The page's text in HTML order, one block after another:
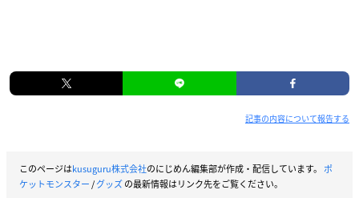
記事の内容について報告する
このページはkusuguru株式会社のにじめん編集部が作成・配信しています。 ポ
ケットモンスター/グッズの最新情報はリンク先をご覧ください。